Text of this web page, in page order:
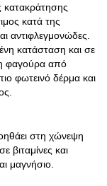
κατακράτησης
κατά της
αντιφλεγμονώδες.
κατάσταση και σε
φαγούρα από
φωτεινό δέρμα και
στη χώνεψη
βιταμίνες και
μαγνήσιο.